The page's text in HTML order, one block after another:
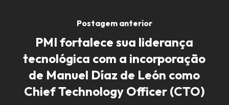
Postagem anterior
PMI fortalece sua liderança
tecnológica com a incorporação
de Manuel Díaz de León como
Chief Technology Officer (CTO)